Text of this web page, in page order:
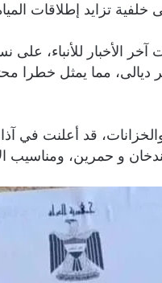
خلفية تزايد إطلاقات
الأخبار للأنباء، على
ديالى، مما يمثل خطرا
قد أعلنت في
و حمرين، ومناسيب